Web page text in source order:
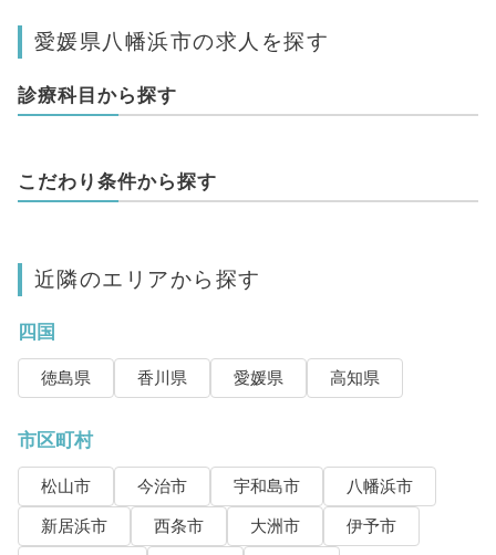
愛媛県八幡浜市の求人を探す
診療科目から探す
こだわり条件から探す
近隣のエリアから探す
四国
徳島県 香川県 愛媛県 高知県
市区町村
松山市 今治市 宇和島市
八幡浜市
新居浜市
西条市 大洲市
伊予市